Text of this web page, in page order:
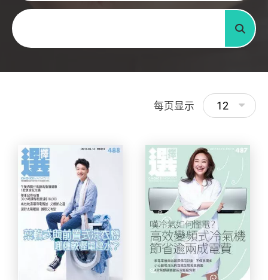
关键字
搜寻
每页显示 12